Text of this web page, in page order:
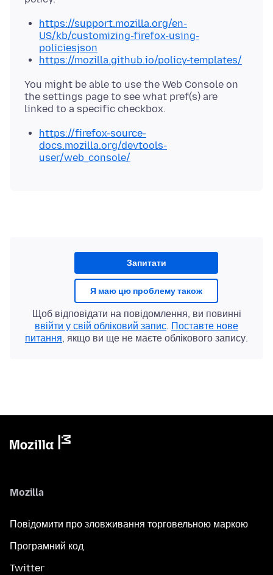
https://support.mozilla.org/en-
US/kb/customizing-firefox-using-
policiesjson
https://mozilla.github.io/policy-templates/
You might be able to use the Web Console on
the settings page to see what pref(s) are
https://firefox-source-
docs.mozilla.org/devtools-
user/web_console/
Запитати
Я маю цю проблему також
Щоб відповідати на повідомлення, ви повинні
ввійти у свій обліковий запис. Поставте нове
питання, якщо ви ще не маєте облікового запису.
Mozilla
Повідомити про зловживання торговельною маркою
Програмний код
Twitter